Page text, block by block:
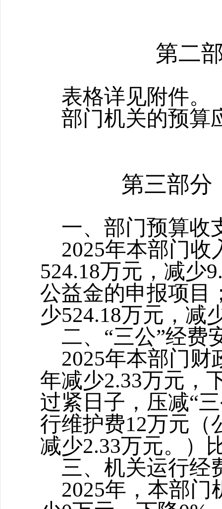
第二
表格详见附件。
部门机关的预算
第三部分
一、 部门预算收
2025年本部门收
524.18万元， 减少
公益金的申报项目
少524.18万元， 减
二、 “三公”经费
2025年本部门财
年减少2.33万元，
过紧日子，压减“
行维护费12万元（
减少2.33万元。）
三、机关运行经
2025年，本部门